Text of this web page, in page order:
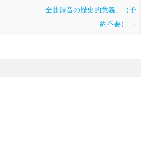
全曲録音の歴史的意義」（予
約不要）
→